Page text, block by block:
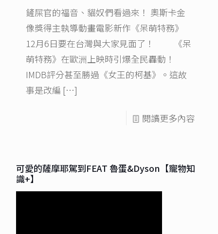
鏟屎官的福音、貓奴們看過來！ 奧斯卡金
像獎得主執導動畫電影新作《呆萌特務》
12月6日要在台灣與大家見面了！ 《呆
萌特務》在歐洲上映時引爆全民轟動！
IMDB評分甚至勝過《女王的柯基》。這故
事是改編 […]
閱讀更多內容
可愛的薩摩耶駕到FEAT 魯蛋&Dyson【寵物知
識+】